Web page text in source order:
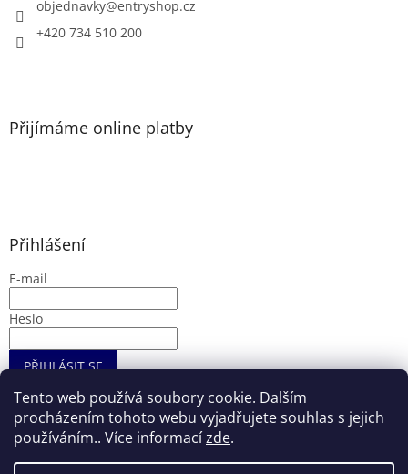
Tento web používá soubory cookie. Dalším
procházením tohoto webu vyjadřujete souhlas s jejich
používáním.. Více informacízde.
objednavky@entryshop.cz
+420 734 510 200
Přijímáme online platby
Přihlášení
E-mail
Heslo
PŘIHLÁSIT SE
Nová registraceZapomenuté heslo